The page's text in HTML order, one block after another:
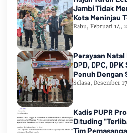
Jambi Tidak
Kota Meninjau Tempat Pemungutan
Suara Pemilu
Rabu, Februari 14,
Perayaan Natal
DPD, DPC,
Penuh Dengan
Selasa, Desember
Kadis PUPR
Dituding
Tim